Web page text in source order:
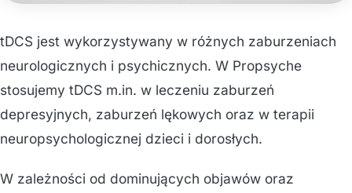
tDCS jest wykorzystywany w różnych zaburzeniach
neurologicznych i psychicznych. W Propsyche
stosujemy tDCS m.in. w leczeniu zaburzeń
depresyjnych, zaburzeń lękowych oraz w terapii
neuropsychologicznej dzieci i dorosłych.
W zależności od dominujących objawów oraz